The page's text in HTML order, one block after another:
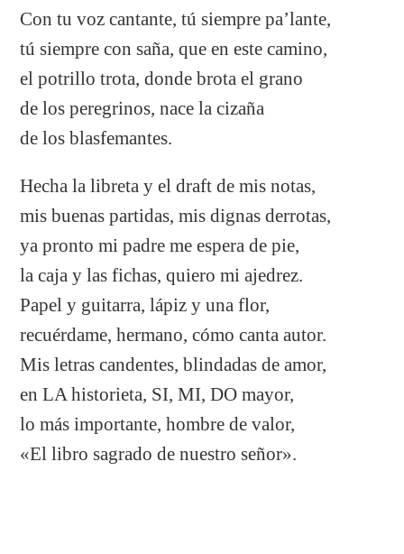
Con tu voz cantante, tú siempre pa’lante,
tú siempre con saña, que en este camino,
el potrillo trota, donde brota el grano
de los peregrinos, nace la cizaña
de los blasfemantes.
Hecha la libreta y el draft de mis notas,
mis buenas partidas, mis dignas derrotas,
ya pronto mi padre me espera de pie,
la caja y las fichas, quiero mi ajedrez.
Papel y guitarra, lápiz y una flor,
recuérdame, hermano, cómo canta autor.
Mis letras candentes, blindadas de amor,
en LA historieta, SI, MI, DO mayor,
lo más importante, hombre de valor,
«El libro sagrado de nuestro señor».